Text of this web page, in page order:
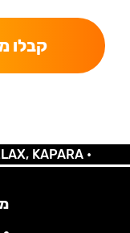
קבלו
•